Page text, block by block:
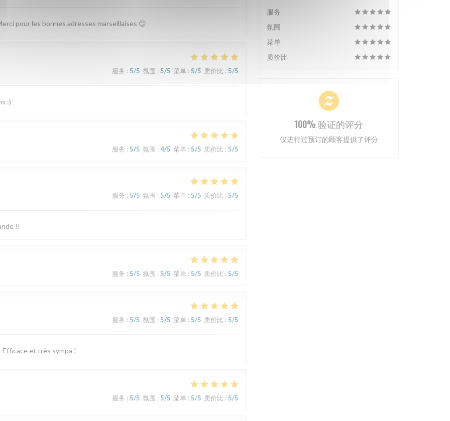
pour les bonnes adresses marseillaises 😊
服务 : 5/5 氛围 : 5/5 菜单 : 5/5 质价比 : 5/5
:)
服务 : 5/5 氛围 : 4/5 菜单 : 5/5 质价比 : 5/5
服务 : 5/5 氛围 : 5/5 菜单 : 5/5 质价比 : 5/5
!!
服务 : 5/5 氛围 : 5/5 菜单 : 5/5 质价比 : 5/5
服务 : 5/5 氛围 : 5/5 菜单 : 5/5 质价比 : 5/5
et très sympa !
服务 : 5/5 氛围 : 5/5 菜单 : 5/5 质价比 : 5/5
服务
氛围
菜单
质价比
100% 验证的评分
仅进行过预订的顾客提供了评分